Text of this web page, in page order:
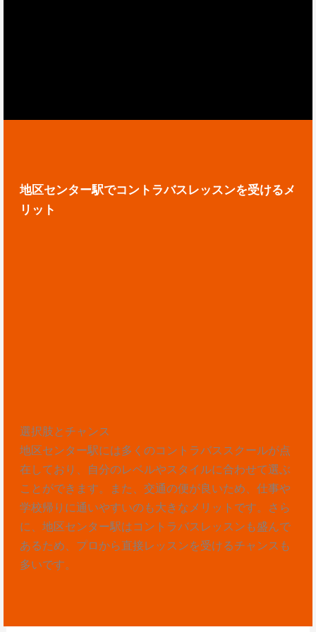
地区センター駅でコントラバスレッスンを受けるメ
リット
選択肢とチャンス
地区センター駅には多くのコントラバススクールが点
在しており、自分のレベルやスタイルに合わせて選ぶ
ことができます。また、交通の便が良いため、仕事や
学校帰りに通いやすいのも大きなメリットです。さら
に、地区センター駅はコントラバスレッスンも盛んで
あるため、プロから直接レッスンを受けるチャンスも
多いです。